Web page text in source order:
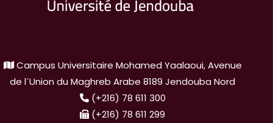
Campus Universitaire Mohamed Yaalaoui, Avenue
de l´Union du Maghreb Arabe 8189 Jendouba Nord
(+216) 78 611 300
(+216) 78 611 299